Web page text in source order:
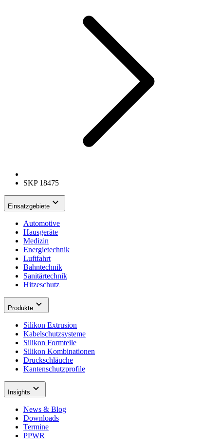
SKP 18475
Einsatzgebiete
Automotive
Hausgeräte
Medizin
Energietechnik
Luftfahrt
Bahntechnik
Sanitärtechnik
Hitzeschutz
Produkte
Silikon Extrusion
Kabelschutzsysteme
Silikon Formteile
Silikon Kombinationen
Druckschläuche
Kantenschutzprofile
Insights
News & Blog
Downloads
Termine
PPWR